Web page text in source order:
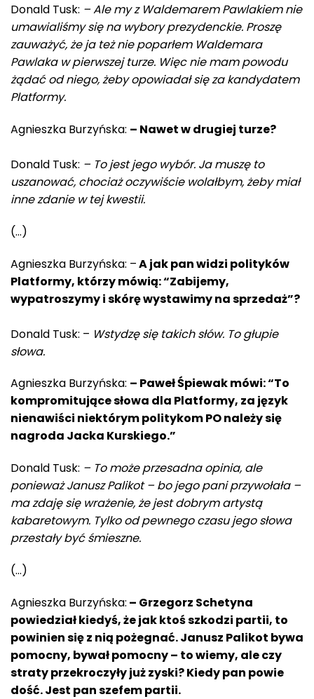
Donald Tusk: – Ale my z Waldemarem Pawlakiem nie
umawialiśmy się na wybory prezydenckie. Proszę
zauważyć, że ja też nie poparłem Waldemara
Pawlaka w pierwszej turze. Więc nie mam powodu
żądać od niego, żeby opowiadał się za kandydatem
Platformy.
Agnieszka Burzyńska: – Nawet w drugiej turze?
Donald Tusk: – To jest jego wybór. Ja muszę to
uszanować, chociaż oczywiście wolałbym, żeby miał
inne zdanie w tej kwestii.
(…)
Agnieszka Burzyńska: –A jak pan widzi polityków
Platformy, którzy mówią: “Zabijemy,
wypatroszymy i skórę wystawimy na sprzedaż”?
Donald Tusk: – Wstydzę się takich słów. To głupie
słowa.
Agnieszka Burzyńska: – Paweł Śpiewak mówi: “To
kompromitujące słowa dla Platformy, za język
nienawiści niektórym politykom PO należy się
nagroda Jacka Kurskiego.”
Donald Tusk: – To może przesadna opinia, ale
ponieważ Janusz Palikot – bo jego pani przywołała –
ma zdaję się wrażenie, że jest dobrym artystą
kabaretowym. Tylko od pewnego czasu jego słowa
przestały być śmieszne.
(…)
Agnieszka Burzyńska: – Grzegorz Schetyna
powiedział kiedyś, że jak ktoś szkodzi partii, to
powinien się z nią pożegnać. Janusz Palikot bywa
pomocny, bywał pomocny – to wiemy, ale czy
straty przekroczyły już zyski? Kiedy pan powie
dość. Jest pan szefem partii.